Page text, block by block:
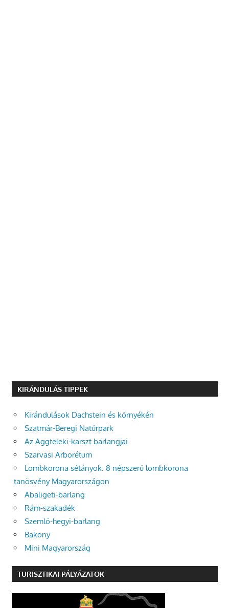
KIRÁNDULÁS TIPPEK
Kirándulások Dachstein és környékén
Szatmár-Beregi Natúrpark
Az Aggteleki-karszt barlangjai
Szarvasi Arborétum
Lombkorona sétányok: 8 népszerű lombkorona
tanösvény Magyarországon
Abaligeti-barlang
Rám-szakadék
Szemlő-hegyi-barlang
Bakony
Mini Magyarország
TURISZTIKAI PÁLYÁZATOK